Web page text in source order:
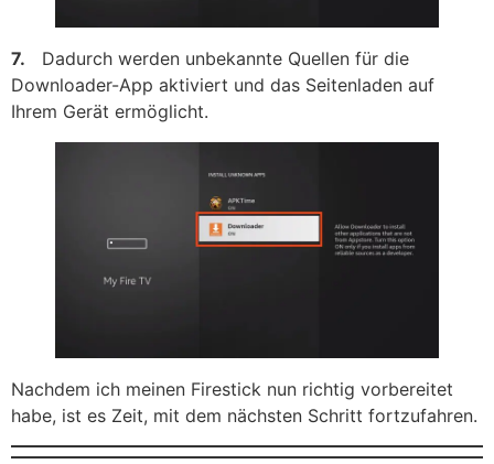
7. Dadurch werden unbekannte Quellen für die
Downloader-App aktiviert und das Seitenladen auf
Ihrem Gerät ermöglicht.
Nachdem ich meinen Firestick nun richtig vorbereitet
habe, ist es Zeit, mit dem nächsten Schritt fortzufahren.